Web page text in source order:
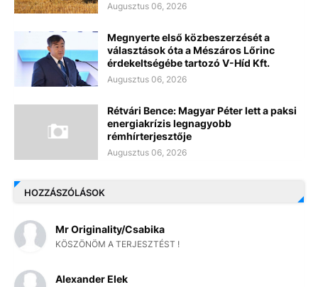
Augusztus 06, 2026
Megnyerte első közbeszerzését a
választások óta a Mészáros Lőrinc
érdekeltségébe tartozó V-Híd Kft.
Augusztus 06, 2026
Rétvári Bence: Magyar Péter lett a paksi
energiakrízis legnagyobb
rémhírterjesztője
Augusztus 06, 2026
HOZZÁSZÓLÁSOK
Mr Originality/Csabika
KÖSZÖNÖM A TERJESZTÉST !
Alexander Elek